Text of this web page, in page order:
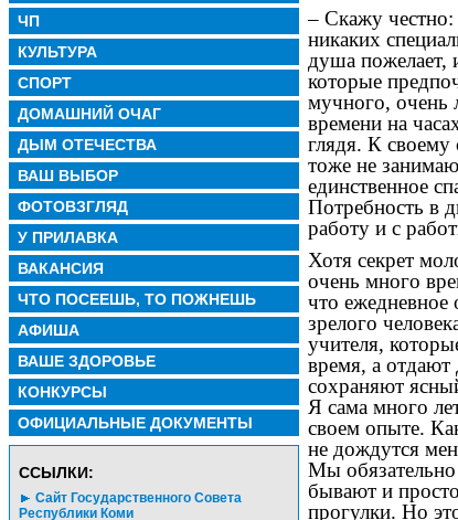
ЧП
КУЛЬТУРА
СПОРТ
ДОМАШНИЙ ОЧАГ
ДЫМ ОТЕЧЕСТВА
ВАШ ВЫБОР
ФОТОВЗГЛЯД
У ПРИЛАВКА
ВАКАНСИЯ
ЧТО ПОСЕЕШЬ, ТО ПОЖНЕШЬ
АФИША
ВАШЕ ЗДОРОВЬЕ
КОНКУРСЫ
ОФИЦИАЛЬНЫЕ ДОКУМЕНТЫ
CСЫЛКИ:
Сайт Государственного Совета
Республики Коми
– Скажу честно:
никаких
душа пожелает,
которые
мучного, очень
времени на
глядя. К своему
тоже не
единственное
Потребность в
работу и с
Хотя секрет
очень много
что
зрелого
учителя,
время, а отдают
сохраняют
Я сама много
своем опыте.
не дождутся
Мы
бывают и
прогулки. Но